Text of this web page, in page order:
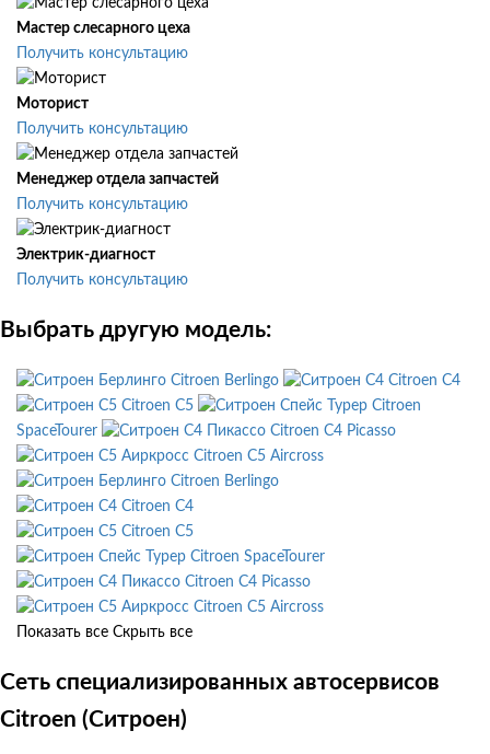
Мастер слесарного цеха
Получить консультацию
Моторист
Получить консультацию
Менеджер отдела запчастей
Получить консультацию
Электрик-диагност
Получить консультацию
Выбрать другую модель:
Citroen Berlingo
Citroen C4
Citroen C5
Citroen
SpaceTourer
Citroen C4 Picasso
Citroen C5 Aircross
Citroen Berlingo
Citroen C4
Citroen C5
Citroen SpaceTourer
Citroen C4 Picasso
Citroen C5 Aircross
Показать все Скрыть все
Сеть специализированных автосервисов
Citroen (Ситроен)